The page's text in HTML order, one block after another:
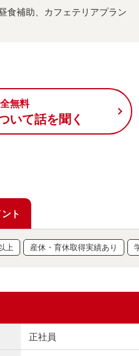
食補助、カフェテリアプラン
無料
いて話を聞く
ト
上 産休・育休取得実績あり
正社員